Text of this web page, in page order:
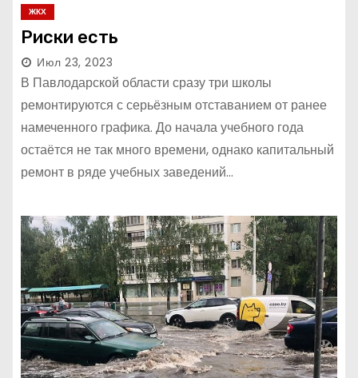
ЖКХ
Риски есть
Июл 23, 2023
В Павлодарской области сразу три школы
ремонтируются с серьёзным отставанием от ранее
намеченного графика. До начала учебного года
остаётся не так много времени, однако капитальный
ремонт в ряде учебных заведений…